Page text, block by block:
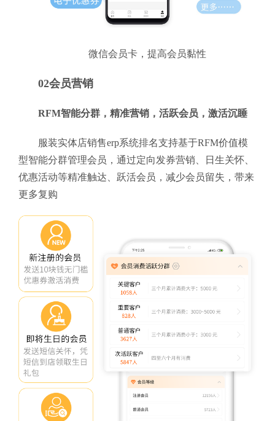
微信会员卡，提高会员黏性
02会员营销
RFM智能分群，精准营销，活跃会员，激活沉睡
服装实体店销售erp系统排名支持基于RFM价值模
型智能分群管理会员，通过定向发券营销、日生关怀、
优惠活动等精准触达、跃活会员，减少会员留失，带来
更多复购